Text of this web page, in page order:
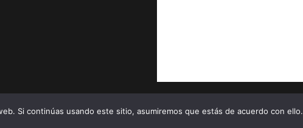
de Jesús Nazareno de Ponferrada
Si continúas usando este sitio, asumiremos que estás de acuerdo con ello.